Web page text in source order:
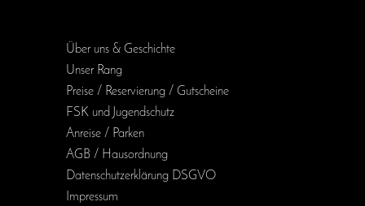
Über uns & Geschichte
Unser Rang
Preise / Reservierung / Gutscheine
FSK und Jugendschutz
Anreise / Parken
AGB / Haus­ordnung
Daten­schutz­erklärung DSGVO
Impressum